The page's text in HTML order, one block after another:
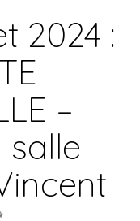
2024 :
–
salle